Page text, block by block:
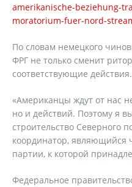
amerikanische-beziehung-
moratorium-fuer-nord-
По словам немецкого
ФРГ не только сменит
соответствующие действия.
«Американцы ждут от нас
но и действий. Поэтому я
строительство Северного
координатор, являющийся
партии, к которой
Федеральное